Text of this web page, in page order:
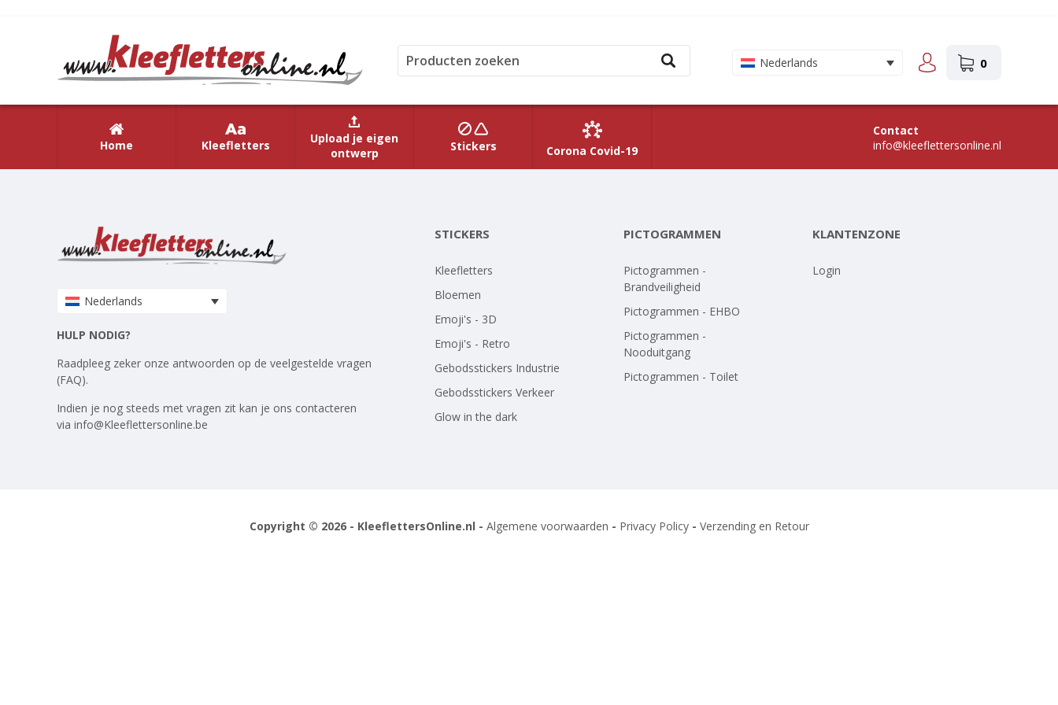
Nederlands 0
Home Kleefletters
Upload je eigen
ontwerp
Stickers Corona Covid-19
Contact
info@kleeflettersonline.nl
Nederlands
HULP NODIG?
Raadpleeg zeker onze antwoorden op de veelgestelde vragen
(FAQ).
Indien je nog steeds met vragen zit kan je ons contacteren
via info@Kleeflettersonline.be
STICKERS
Kleefletters
Bloemen
Emoji's - 3D
Emoji's - Retro
Gebodsstickers Industrie
Gebodsstickers Verkeer
Glow in the dark
PICTOGRAMMEN
Pictogrammen -
Brandveiligheid
Pictogrammen - EHBO
Pictogrammen -
Nooduitgang
Pictogrammen - Toilet
KLANTENZONE
Login
Copyright © 2026 - KleeflettersOnline.nl - Algemene voorwaarden - Privacy Policy- Verzending en Retour